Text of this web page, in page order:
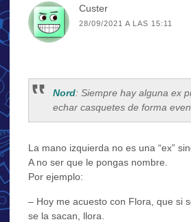
Custer
28/09/2021 A LAS 15:11
Nord: Siempre hay alguna ex
echar casquetes de forma
La mano izquierda no es una “ex”
A no ser que le pongas nombre.
Por ejemplo:
– Hoy me acuesto con Flora, que si
se la sacan, llora.